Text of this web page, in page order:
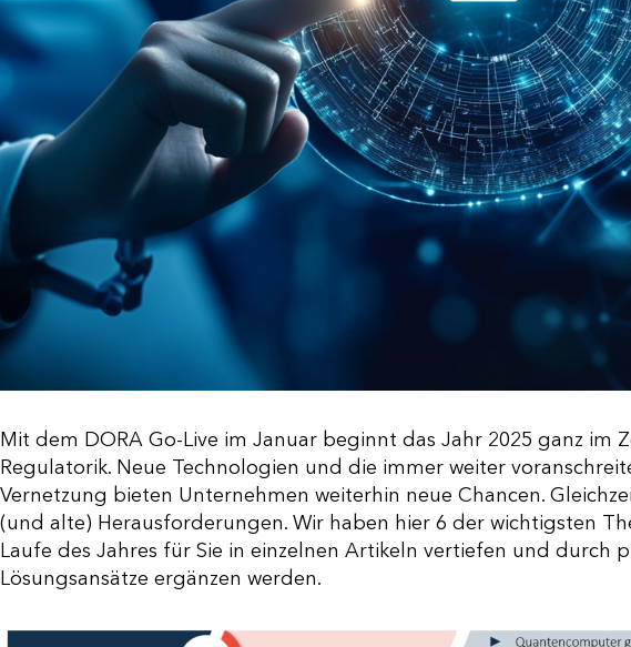
Mit dem DORA Go-Live im Januar beginnt das Jahr 2025 ganz im
Regulatorik. Neue Technologien und die immer weiter
Vernetzung bieten Unternehmen weiterhin neue Chancen.
(und alte) Herausforderungen. Wir haben hier 6 der wichtigsten
Laufe des Jahres für Sie in einzelnen Artikeln vertiefen und durch
Lösungsansätze ergänzen werden.